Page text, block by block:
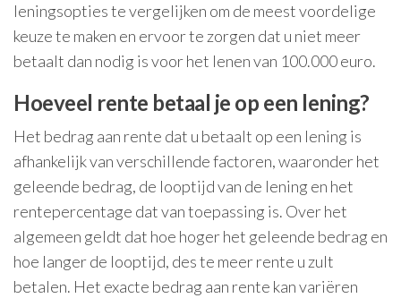
leningsopties te vergelijken om de meest voordelige
keuze te maken en ervoor te zorgen dat u niet meer
betaalt dan nodig is voor het lenen van 100.000 euro.
Hoeveel rente betaal je op een lening?
Het bedrag aan rente dat u betaalt op een lening is
afhankelijk van verschillende factoren, waaronder het
geleende bedrag, de looptijd van de lening en het
rentepercentage dat van toepassing is. Over het
algemeen geldt dat hoe hoger het geleende bedrag en
hoe langer de looptijd, des te meer rente u zult
betalen. Het exacte bedrag aan rente kan variëren